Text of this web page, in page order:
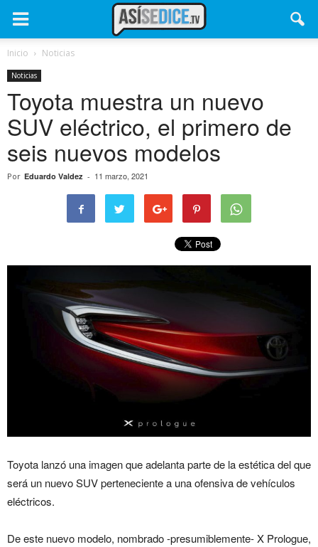
Inicio Noticias
Noticias
Toyota muestra un nuevo
SUV eléctrico, el primero de
seis nuevos modelos
Por Eduardo Valdez - 11 marzo, 2021
Toyota lanzó una imagen que adelanta parte de la estética del que
será un nuevo SUV perteneciente a una ofensiva de vehículos
eléctricos.
De este nuevo modelo, nombrado -presumiblemente- X Prologue,